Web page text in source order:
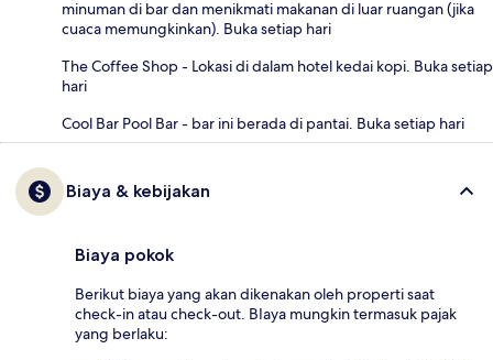
minuman di bar dan menikmati makanan di luar ruangan (jika
cuaca memungkinkan). Buka setiap hari
The Coffee Shop - Lokasi di dalam hotel kedai kopi. Buka setiap
hari
Cool Bar Pool Bar - bar ini berada di pantai. Buka setiap hari
Biaya & kebijakan
Biaya pokok
Berikut biaya yang akan dikenakan oleh properti saat
check-in atau check-out. BIaya mungkin termasuk pajak
yang berlaku: